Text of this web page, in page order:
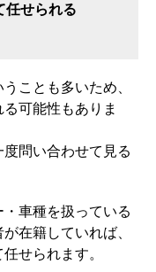
任せられる
ことも多いため、
可能性もありま
問い合わせて見る
車種を扱っている
在籍していれば、
せられます。